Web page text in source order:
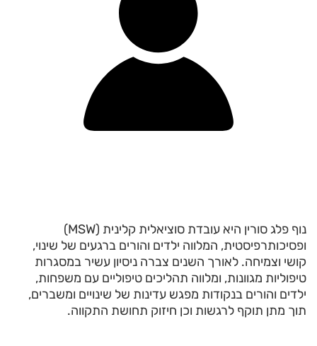
נוף פלג סורין היא עובדת סוציאלית קלינית (MSW)
ופסיכותרפיסטית, המלווה ילדים והורים ברגעים של שינוי,
קושי וצמיחה. לאורך השנים צברה ניסיון עשיר במסגרות
טיפוליות מגוונות, ומלווה תהליכים טיפוליים עם משפחות,
ילדים והורים בנקודות מפגש עדינות של שינויים ומשברים,
תוך מתן תוקף לרגשות וכן חיזוק תחושת התקווה.